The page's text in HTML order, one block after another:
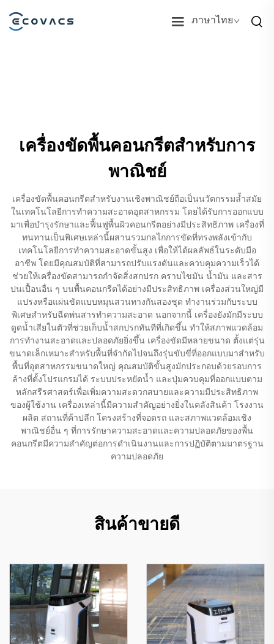
ภาษาไทย
เครื่องขัดพื้นคอนกรีตสำหรับการ
พาณิชย์
เครื่องขัดพื้นคอนกรีตสำหรับงานเชิงพาณิชย์ถือเป็นนวัตกรรมล้ำสมัย
ในเทคโนโลยีการทำความสะอาดอุตสาหกรรม โดยได้รับการออกแบบ
มาเพื่อบำรุงรักษาและฟื้นฟูพื้นผิวคอนกรีตอย่างมีประสิทธิภาพ เครื่องที่
ทนทานเป็นพิเศษเหล่านี้ผสานรวมกลไกการขัดที่ทรงพลังเข้ากับ
เทคโนโลยีการทำความสะอาดขั้นสูง เพื่อให้ได้ผลลัพธ์ในระดับมือ
อาชีพ โดยมีคุณสมบัติที่สามารถปรับแรงดันและควบคุมความเร็วได้
ช่วยให้เครื่องขัดสามารถกำจัดสิ่งสกปรก คราบไขมัน น้ำมัน และสาร
ปนเปื้อนอื่น ๆ บนพื้นคอนกรีตได้อย่างมีประสิทธิภาพ เครื่องส่วนใหญ่มี
แปรงหรือแผ่นขัดแบบหมุนสวนทางกันสองชุด ทำงานร่วมกับระบบ
พิเศษสำหรับฉีดพ่นสารทำความสะอาด นอกจากนี้ เครื่องยังมักมีระบบ
ดูดน้ำเสียในตัวที่ช่วยเก็บน้ำสกปรกทันทีที่เกิดขึ้น ทำให้สภาพแวดล้อม
การทำงานสะอาดและปลอดภัยยิ่งขึ้น เครื่องขัดมีหลายขนาด ตั้งแต่รุ่น
ขนาดเล็กเหมาะสำหรับพื้นที่จำกัดไปจนถึงรุ่นขับขี่ที่ออกแบบมาสำหรับ
พื้นที่อุตสาหกรรมขนาดใหญ่ คุณสมบัติขั้นสูงมักประกอบด้วยรอบการ
ล้างที่ตั้งโปรแกรมได้ ระบบประหยัดน้ำ และปุ่มควบคุมที่ออกแบบตาม
หลักสรีรศาสตร์เพื่อเพิ่มความสะดวกสบายและความมีประสิทธิภาพ
ของผู้ใช้งาน เครื่องเหล่านี้มีความสำคัญอย่างยิ่งในคลังสินค้า โรงงาน
ผลิต สถานที่ค้าปลีก โครงสร้างที่จอดรถ และสภาพแวดล้อมเชิง
พาณิชย์อื่น ๆ ที่การรักษาความสะอาดและความปลอดภัยของพื้น
คอนกรีตมีความสำคัญต่อการดำเนินงานและการปฏิบัติตามมาตรฐาน
ความปลอดภัย
สินค้าขายดี